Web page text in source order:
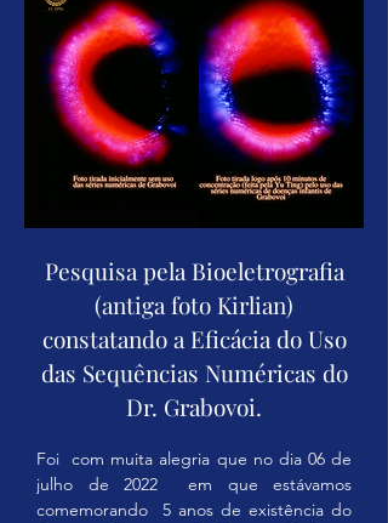
Pesquisa pela Bioeletrografia
(antiga foto Kirlian)
constatando a Eficácia do Uso
das Sequências Numéricas do
Dr. Grabovoi.
Foi  com muita alegria que no dia 06 de
julho de 2022  em que estávamos
comemorando  5 anos de existência do